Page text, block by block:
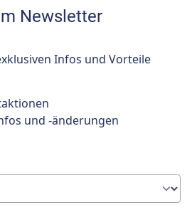
Newsletter
Infos und Vorteile
und -änderungen